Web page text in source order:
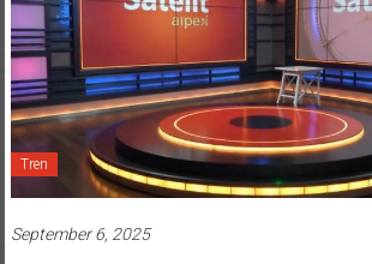
Tren
September 6, 2025